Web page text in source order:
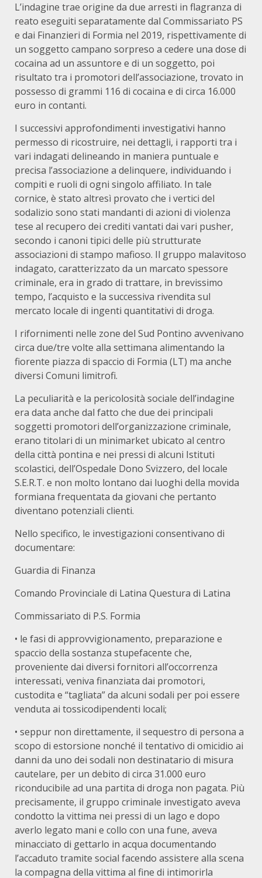
L’indagine trae origine da due arresti in flagranza di
reato eseguiti separatamente dal Commissariato PS
e dai Finanzieri di Formia nel 2019, rispettivamente di
un soggetto campano sorpreso a cedere una dose di
cocaina ad un assuntore e di un soggetto, poi
risultato tra i promotori dell’associazione, trovato in
possesso di grammi 116 di cocaina e di circa 16.000
euro in contanti.
I successivi approfondimenti investigativi hanno
permesso di ricostruire, nei dettagli, i rapporti tra i
vari indagati delineando in maniera puntuale e
precisa l’associazione a delinquere, individuando i
compiti e ruoli di ogni singolo affiliato. In tale
cornice, è stato altresì provato che i vertici del
sodalizio sono stati mandanti di azioni di violenza
tese al recupero dei crediti vantati dai vari pusher,
secondo i canoni tipici delle più strutturate
associazioni di stampo mafioso. Il gruppo malavitoso
indagato, caratterizzato da un marcato spessore
criminale, era in grado di trattare, in brevissimo
tempo, l’acquisto e la successiva rivendita sul
mercato locale di ingenti quantitativi di droga.
I rifornimenti nelle zone del Sud Pontino avvenivano
circa due/tre volte alla settimana alimentando la
fiorente piazza di spaccio di Formia (LT) ma anche
diversi Comuni limitrofi.
La peculiarità e la pericolosità sociale dell’indagine
era data anche dal fatto che due dei principali
soggetti promotori dell’organizzazione criminale,
erano titolari di un minimarket ubicato al centro
della città pontina e nei pressi di alcuni Istituti
scolastici, dell’Ospedale Dono Svizzero, del locale
S.E.R.T. e non molto lontano dai luoghi della movida
formiana frequentata da giovani che pertanto
diventano potenziali clienti.
Nello specifico, le investigazioni consentivano di
documentare:
Guardia di Finanza
Comando Provinciale di Latina Questura di Latina
Commissariato di P.S. Formia
• le fasi di approvvigionamento, preparazione e
spaccio della sostanza stupefacente che,
proveniente dai diversi fornitori all’occorrenza
interessati, veniva finanziata dai promotori,
custodita e “tagliata” da alcuni sodali per poi essere
venduta ai tossicodipendenti locali;
• seppur non direttamente, il sequestro di persona a
scopo di estorsione nonché il tentativo di omicidio ai
danni da uno dei sodali non destinatario di misura
cautelare, per un debito di circa 31.000 euro
riconducibile ad una partita di droga non pagata. Più
precisamente, il gruppo criminale investigato aveva
condotto la vittima nei pressi di un lago e dopo
averlo legato mani e collo con una fune, aveva
minacciato di gettarlo in acqua documentando
l’accaduto tramite social facendo assistere alla scena
la compagna della vittima al fine di intimorirla